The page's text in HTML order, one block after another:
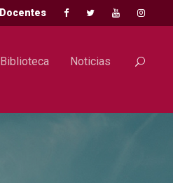
Docentes
Biblioteca Noticias